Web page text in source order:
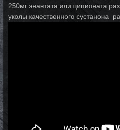
250мг энантата или ципионата
уколы качественного сустанона